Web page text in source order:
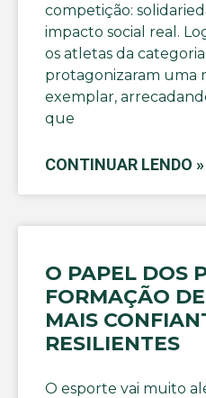
competição:
impacto social real.
os atletas da
protagonizaram uma
exemplar,
que
CONTINUAR LENDO »
O PAPEL DOS
FORMAÇÃO
MAIS
RESILIENTES
O esporte vai muito